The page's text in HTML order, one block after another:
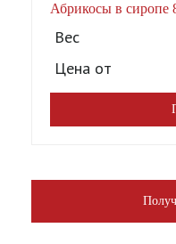
Абрикосы в
Вес
Цена от